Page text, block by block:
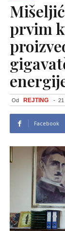
prvim
Od REJTING - 21
Facebook